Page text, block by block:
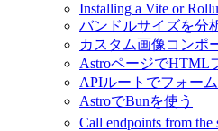
Installing a Vite or
バンドルサイズを分
カスタム画像コンポ
AstroページでHTML
APIルートでフォー
AstroでBunを使う
Call endpoints from the